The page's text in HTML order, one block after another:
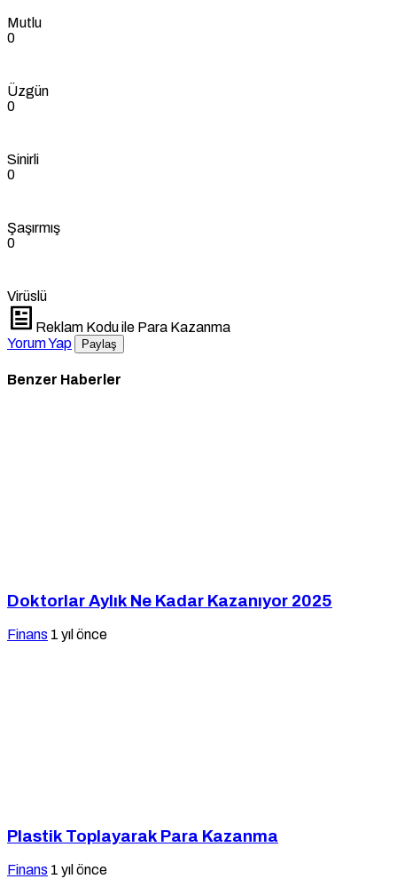
Mutlu
0
Üzgün
0
Sinirli
0
Şaşırmış
0
Virüslü
Reklam Kodu ile Para Kazanma
Yorum Yap
Paylaş
Benzer Haberler
Doktorlar Aylık Ne Kadar Kazanıyor 2025
Finans 1 yıl önce
Plastik Toplayarak Para Kazanma
Finans 1 yıl önce